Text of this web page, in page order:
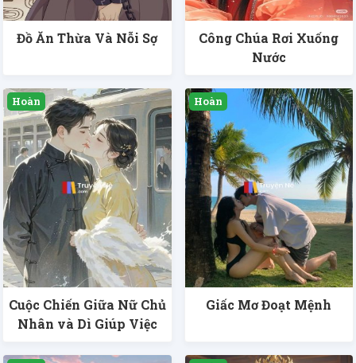
Đồ Ăn Thừa Và Nỗi Sợ
Công Chúa Rơi Xuống
Nước
Cuộc Chiến Giữa Nữ Chủ
Nhân và Dì Giúp Việc
Giấc Mơ Đoạt Mệnh